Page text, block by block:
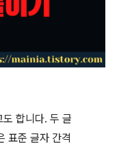
합니다. 두 글
표준 글자 간격